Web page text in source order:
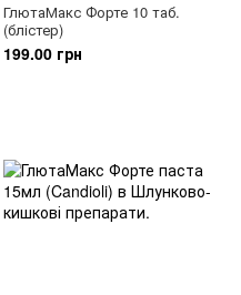
ГлютаМакс Форте 10 таб.
(блістер)
199.00 грн